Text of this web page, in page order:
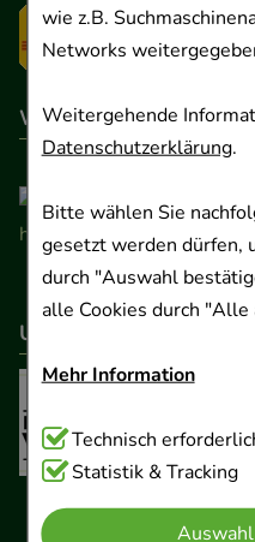
wie z.B.
Networks
Weitergehende
Datenschutzerklärung.
Bitte wählen Sie
gesetzt werden dürfen,
durch "Auswahl
alle Cookies durch "Alle
Mehr Information
Technisch Notwendig:
Cookies, die für die
Website notwendig
Technisch
Statistik & Tracking
Wir sind hier gelistet
Unser Netzwerk